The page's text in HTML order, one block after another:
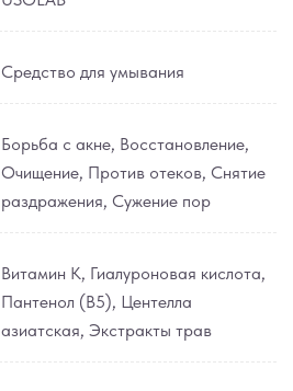
Средство для умывания
Борьба с акне, Восстановление,
Очищение, Против отеков,Снятие
раздражения,Сужение пор
Витамин К, Гиалуроновая кислота,
Пантенол (В5), Центелла
азиатская,Экстракты трав